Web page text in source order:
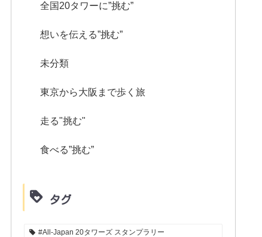
全国20タワーに”挑む”
想いを伝える”挑む”
未分類
東京から大阪まで歩く旅
走る"挑む"
食べる”挑む”
タグ
#All-Japan 20タワーズ スタンプラリー